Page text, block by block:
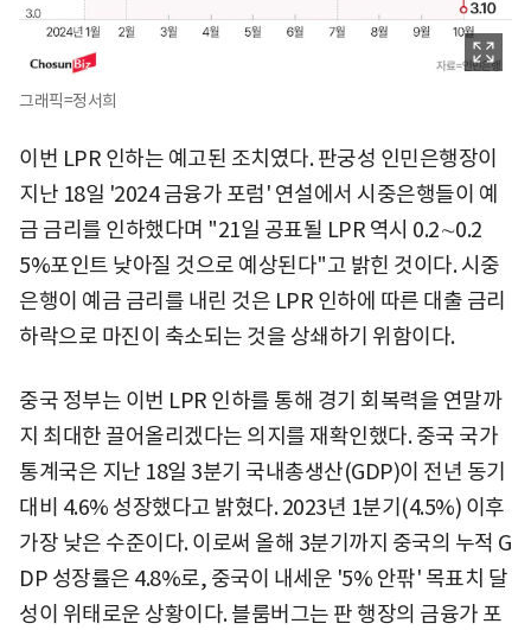
그래픽=정서희
이번 LPR 인하는 예고된 조치였다. 판궁성 인민은행장이
지난 18일 '2024 금융가 포럼' 연설에서 시중은행들이 예
금 금리를 인하했다며 "21일 공표될 LPR 역시 0.2∼0.2
5%포인트 낮아질 것으로 예상된다"고 밝힌 것이다. 시중
은행이 예금 금리를 내린 것은 LPR 인하에 따른 대출 금리
하락으로 마진이 축소되는 것을 상쇄하기 위함이다.
중국 정부는 이번 LPR 인하를 통해 경기 회복력을 연말까
지 최대한 끌어올리겠다는 의지를 재확인했다. 중국 국가
통계국은 지난 18일 3분기 국내총생산(GDP)이 전년 동기
대비 4.6% 성장했다고 밝혔다. 2023년 1분기(4.5%) 이후
가장 낮은 수준이다. 이로써 올해 3분기까지 중국의 누적 G
DP 성장률은 4.8%로, 중국이 내세운 '5% 안팎' 목표치 달
성이 위태로운 상황이다. 블룸버그는 판 행장의 금융가 포